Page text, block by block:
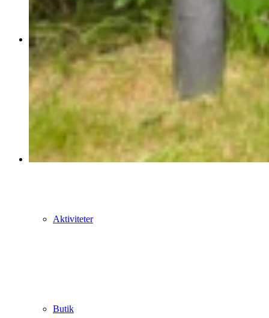
Pladsen
Camping med lidt mere komfort
Aktiviteter
Butik